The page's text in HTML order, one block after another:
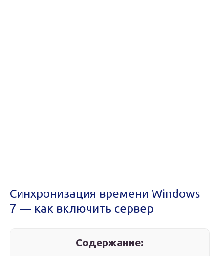
Синхронизация времени Windows
7 — как включить сервер
Содержание: